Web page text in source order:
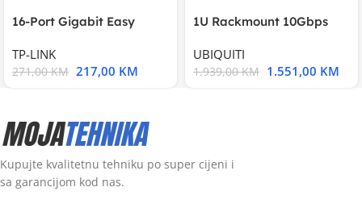
16-Port Gigabit Easy
TP-LINK
271,00KM 217,00 KM
1U Rackmount 10Gbps
UBIQUITI
1.939,00KM 1.551,00 KM
Kupujte kvalitetnu tehniku po super cijeni i
sa garancijom kod nas.